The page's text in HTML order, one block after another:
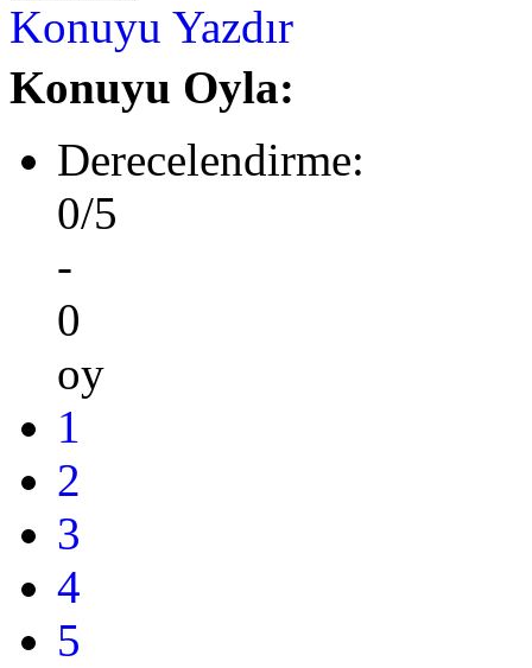
Konuyu Yazdır
Konuyu Oyla:
Derecelendirme:
0/5
-
0
oy
1
2
3
4
5